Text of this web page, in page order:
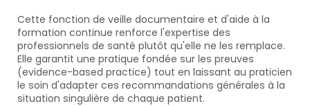
Cette fonction de veille documentaire et d'aide à la
formation continue renforce l'expertise des
professionnels de santé plutôt qu'elle ne les remplace.
Elle garantit une pratique fondée sur les preuves
(evidence-based practice) tout en laissant au praticien
le soin d'adapter ces recommandations générales à la
situation singulière de chaque patient.